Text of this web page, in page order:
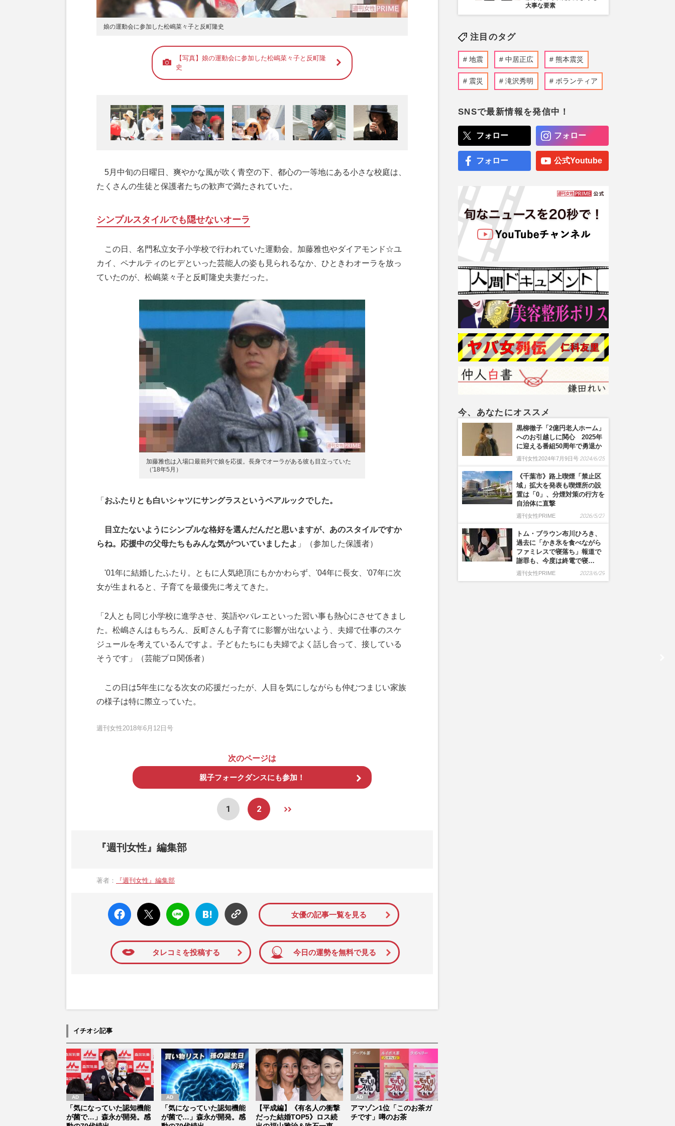
娘の運動会に参加した松嶋菜々子と反町隆史
【写真】娘の運動会に参加した松嶋菜々子と反町隆
史
5月中旬の日曜日、爽やかな風が吹く青空の下、都心の一等地にある小さな校庭は、
たくさんの生徒と保護者たちの歓声で満たされていた。
シンプルスタイルでも隠せないオーラ
この日、名門私立女子小学校で行われていた運動会。加藤雅也やダイアモンド☆ユ
カイ、ペナルティのヒデといった芸能人の姿も見られるなか、ひときわオーラを放っ
ていたのが、松嶋菜々子と反町隆史夫妻だった。
加藤雅也は入場口最前列で娘を応援。長身でオーラがある彼も目立っていた
（'18年5月）
「 おふたりとも白いシャツにサングラスというペアルックでした。
目立たないようにシンプルな格好を選んだんだと思いますが、あのスタイルですか
らね。応援中の父母たちもみんな気がついていましたよ 」（参加した保護者）
'01年に結婚したふたり。ともに人気絶頂にもかかわらず、'04年に長女、'07年に次
女が生まれると、子育てを最優先に考えてきた。
「2人とも同じ小学校に進学させ、英語やバレエといった習い事も熱心にさせてきまし
た。松嶋さんはもちろん、反町さんも子育てに影響が出ないよう、夫婦で仕事のスケ
ジュールを考えているんですよ。子どもたちにも夫婦でよく話し合って、接している
そうです」（芸能プロ関係者）
この日は5年生になる次女の応援だったが、人目を気にしながらも仲むつまじい家族
の様子は特に際立っていた。
週刊女性2018年6月12日号
次のページは
親子フォークダンスにも参加！
1 2
『週刊女性』編集部
著者： 『週刊女性』編集部
faceboo
k いい
ね
X ポス
ト
LINE
はてな
ブック
マーク
女優の記事一覧を見る
タレコミを投稿する 今日の運勢を無料で見る
イチオシ記事
「気になっていた認知機能
が菌で…」森永が開発。感
「気になっていた認知機能
が菌で…」森永が開発。感
【平成編】《有名人の衝撃
だった結婚TOP5》ロス続
アマゾン1位「このお茶ガ
チです」噂のお茶
大事な要素
注目のタグ
地震 中居正広 熊本震災
震災 滝沢秀明 ボランティア
SNSで最新情報を発信中！
フォロー フォロー
フォロー 公式Youtube
今、あなたにオススメ
黒柳徹子「2億円老人ホーム」
へのお引越しに関心 2025年
に迎える番組50周年で勇退か
週刊女性2024年7月9日号 2024/6/25
《千葉市》路上喫煙「禁止区
域」拡大を発表も喫煙所の設
置は「0」、分煙対策の行方を
自治体に直撃
週刊女性PRIME 2026/5/27
トム・ブラウン布川ひろき、
過去に「かき氷を食べながら
ファミレスで寝落ち」報道で
謝罪も、今度は終電で寝…
週刊女性PRIME 2023/6/29